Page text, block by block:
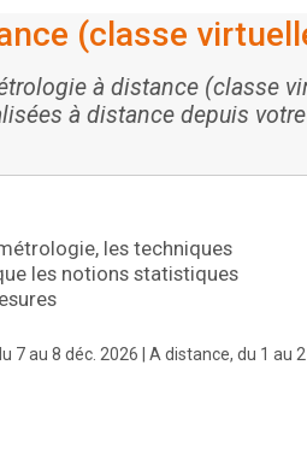
(classe
à distance (classe
à distance depuis
les techniques
les notions statistiques
7 au 8 déc. 2026 | A distance, du 1 au 2